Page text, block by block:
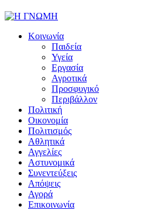
Κοινωνία
Παιδεία
Υγεία
Εργασία
Αγροτικά
Προσφυγικό
Περιβάλλον
Πολιτική
Οικονομία
Πολιτισμός
Αθλητικά
Αγγελίες
Αστυνομικά
Συνεντεύξεις
Απόψεις
Αγορά
Επικοινωνία